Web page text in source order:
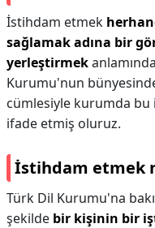
İstihdam etmek
sağlamak adına bir
yerleştirmek
Kurumu'nun
cümlesiyle kurumda bu
ifade etmiş oluruz.
İstihdam etmek
Türk Dil Kurumu'na
şekilde bir kişinin bir